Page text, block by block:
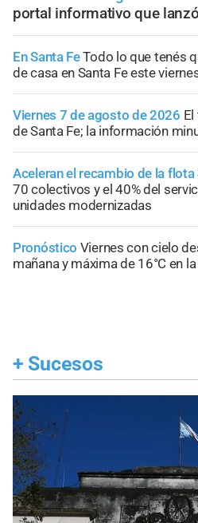
portal informativo que
En Santa FeTodo lo que tenés
de casa en Santa Fe este
Viernes 7 de agosto de 2026
de Santa Fe; la información
Aceleran el recambio de la flota
70 colectivos y el 40% del
unidades modernizadas
Pronóstico Viernes con cielo
mañana y máxima de 16°C en
+ Sucesos